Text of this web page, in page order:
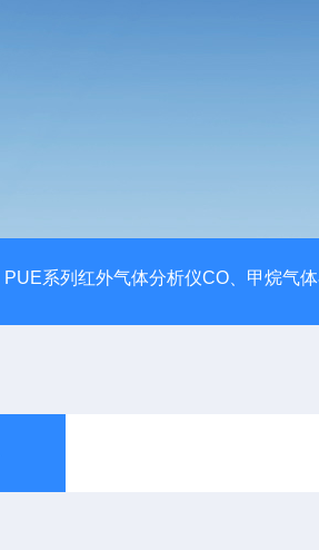
PUE系列红外气体分析仪CO、甲烷气